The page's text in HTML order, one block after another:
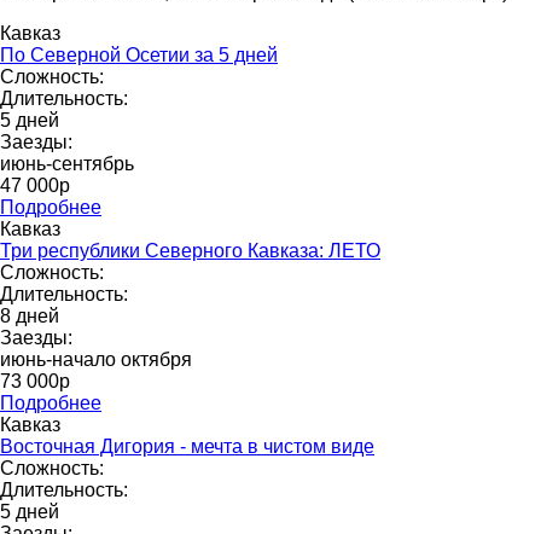
Кавказ
По Северной Осетии за 5 дней
Сложность:
Длительность:
5 дней
Заезды:
июнь-сентябрь
47 000р
Подробнее
Кавказ
Три республики Северного Кавказа: ЛЕТО
Сложность:
Длительность:
8 дней
Заезды:
июнь-начало октября
73 000p
Подробнее
Кавказ
Восточная Дигория - мечта в чистом виде
Сложность:
Длительность:
5 дней